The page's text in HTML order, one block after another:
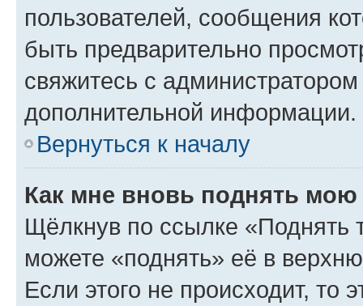
пользователей, сообщения
быть предварительно
свяжитесь с
дополнительной информации.
Вернуться к началу
Как мне вновь поднять мою
Щёлкнув по ссылке «Поднять
можете «поднять» её в
Если этого не происходит, то